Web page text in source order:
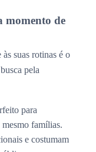
momento de
suas rotinas é o
pela
para
famílias.
e costumam